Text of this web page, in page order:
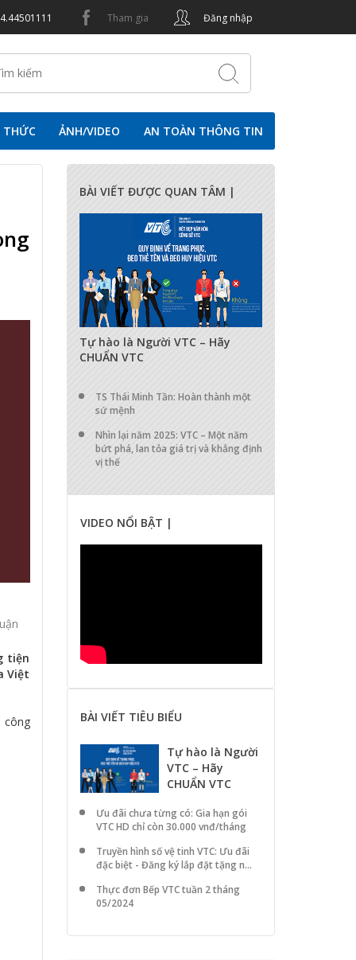
Tham gia Đăng nhập
THỨC ẢNH/VIDEO AN TOÀN THÔNG TIN
tiện
Việt
công
BÀI VIẾT ĐƯỢC QUAN TÂM |
Tự hào là Người VTC – Hãy
CHUẨN VTC
TS Thái Minh Tần: Hoàn thành một
sứ mệnh
Nhìn lại năm 2025: VTC – Một năm
bứt phá, lan tỏa giá trị và khẳng định
vị thế
VIDEO NỔI BẬT |
BÀI VIẾT TIÊU BIỂU
Tự hào là Người
VTC – Hãy
CHUẨN VTC
Ưu đãi chưa từng có: Gia hạn gói
VTC HD chỉ còn 30.000 vnđ/tháng
Truyền hình số vệ tinh VTC: Ưu đãi
đặc biệt - Đăng ký lắp đặt tặng n...
Thực đơn Bếp VTC tuần 2 tháng
05/2024